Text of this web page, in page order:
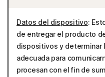
Datos del dispositivo:
de entregar el producto
dispositivos y determinar
adecuada para
procesan con el fin de